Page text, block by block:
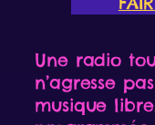
Une radio
n’agresse
musique